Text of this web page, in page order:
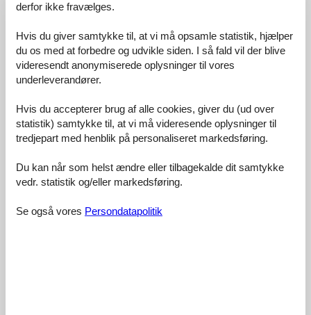
Rengøring:
4,0
Komfort:
Venlighed:
Generelt:
Værelse:
Værdi for pengene:
derfor ikke fravælges.
Hvis du giver samtykke til, at vi må opsamle statistik, hjælper
du os med at forbedre og udvikle siden. I så fald vil der blive
videresendt anonymiserede oplysninger til vores
underleverandører.
Hvis du accepterer brug af alle cookies, giver du (ud over
statistik) samtykke til, at vi må videresende oplysninger til
tredjepart med henblik på personaliseret markedsføring.
Du kan når som helst ændre eller tilbagekalde dit samtykke
vedr. statistik og/eller markedsføring.
Se også vores Persondatapolitik